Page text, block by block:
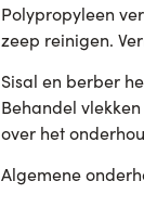
Polypropyleen
zeep reinigen.
Sisal en berber
Behandel
over het
Algemene